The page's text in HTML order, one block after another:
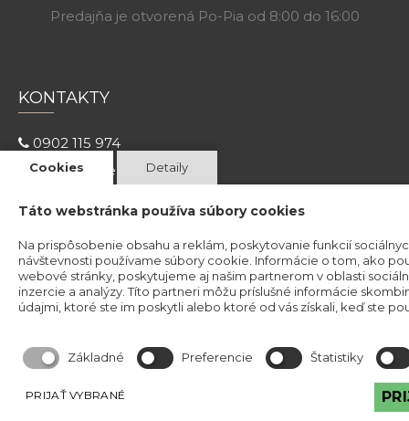
Predajňa je otvorená Po-Pia od 8:00 do 16:00
KONTAKTY
0902 115 974
info@kamenatehla.sk
Copyright © 2026 Kristína Mravcová - KriMrock.
Cookies Detaily
Táto webstránka používa súbory cookies
Na prispôsobenie obsahu a reklám, poskytovanie funkcií
návštevnosti používame súbory cookie. Informácie o tom, ako
webové stránky, poskytujeme aj našim partnerom v oblasti
inzercie a analýzy. Títo partneri môžu príslušné informácie
údajmi, ktoré ste im poskytli alebo ktoré od vás získali, keď ste
Základné Preferencie Štatistiky
PRIJAŤ VYBRANÉ